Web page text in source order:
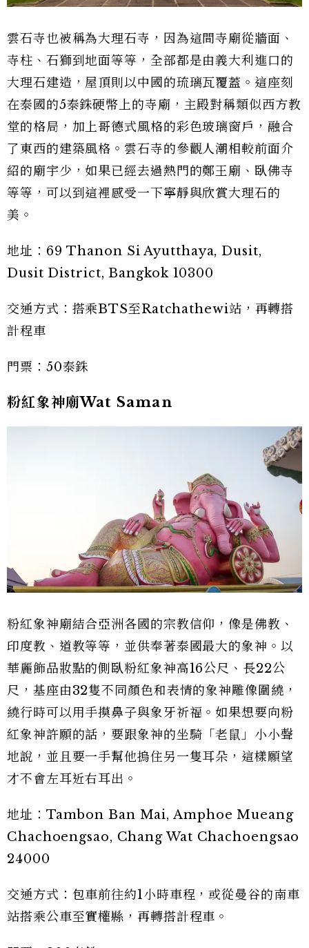
雲石寺也被稱為大理石寺，因為這間寺廟從牆面、
寺柱、石獅到地面等等，全部都是由義大利進口的
大理石建造，屋頂則以中國的琉璃瓦覆蓋。這座刻
在泰國的5泰銖硬幣上的寺廟，主殿對稱類似西方教
堂的格局，加上哥德式風格的彩色玻璃窗戶，融合
了東西的建築風格。雲石寺的參觀人潮相較前面介
紹的廟宇少，如果已經去過熱門的鄭王廟、臥佛寺
等等，可以到這裡感受一下寧靜與欣賞大理石的
美。
地址：69 Thanon Si Ayutthaya, Dusit,
Dusit District, Bangkok 10300
交通方式：搭乘BTS至Ratchathewi站，再轉搭
計程車
門票：50泰銖
粉紅象神廟Wat Saman
粉紅象神廟結合亞洲各國的宗教信仰，像是佛教、
印度教、道教等等，並供奉著泰國最大的象神。以
華麗飾品妝點的側臥粉紅象神高16公尺、長22公
尺，基座由32隻不同顏色和表情的象神雕像圍繞，
繞行時可以用手摸鼻子與象牙祈福。如果想要向粉
紅象神許願的話，要跟象神的坐騎「老鼠」小小聲
地說，並且要一手幫他摀住另一隻耳朵，這樣願望
才不會左耳近右耳出。
地址：Tambon Ban Mai, Amphoe Mueang
Chachoengsao, Chang Wat Chachoengsao
24000
交通方式：包車前往約1小時車程，或從曼谷的南車
站搭乘公車至實權縣，再轉搭計程車。